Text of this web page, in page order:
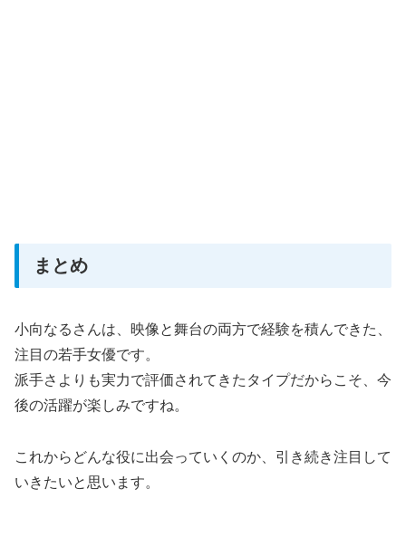
まとめ
小向なるさんは、映像と舞台の両方で経験を積んできた、
注目の若手女優です。
派手さよりも実力で評価されてきたタイプだからこそ、今
後の活躍が楽しみですね。
これからどんな役に出会っていくのか、引き続き注目して
いきたいと思います。